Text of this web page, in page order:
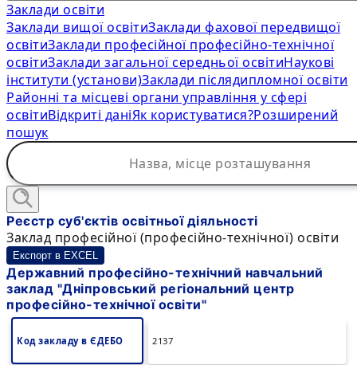
Заклади освіти
Заклади вищої освітиЗаклади фахової передвищої
освітиЗаклади професійної професійно-технічної
освітиЗаклади загальної середньої освітиНаукові
інститути (установи)Заклади післядипломної освіти
Районні та місцеві органи управління у сфері
освітиВідкриті даніЯк користуватися?Розширений
пошук
Реєстр суб'єктів освітньої діяльності
Заклад професійної (професійно-технічної) освіти
Експорт в EXCEL
Державний професійно-технічний навчальний
заклад "Дніпровський регіональний центр
професійно-технічної освіти"
Код закладу в ЄДЕБО 2137